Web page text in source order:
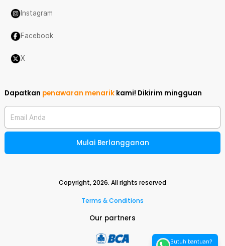
Instagram
Facebook
X
Dapatkan penawaran menarik kami! Dikirim mingguan
Email Anda
Mulai Berlangganan
Copyright,2026. All rights reserved
Terms & Conditions
Our partners
Butuh bantuan?